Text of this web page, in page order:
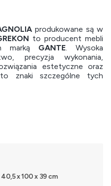
produkowane są w
to producent mebli
marką GANTE. Wysoka
precyzja wykonania,
estetyczne oraz
to znaki szczególne tych
40,5 x 100 x 39 cm